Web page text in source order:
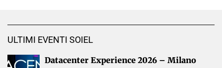
ULTIMI EVENTI SOIEL
Datacenter Experience 2026 – Milano